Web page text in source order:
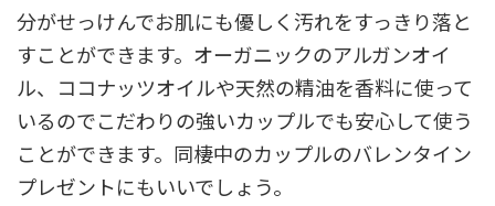
分がせっけんでお肌にも優しく汚れをすっきり落と
すことができます。オーガニックのアルガンオイ
ル、ココナッツオイルや天然の精油を香料に使って
いるのでこだわりの強いカップルでも安心して使う
ことができます。同棲中のカップルのバレンタイン
プレゼントにもいいでしょう。